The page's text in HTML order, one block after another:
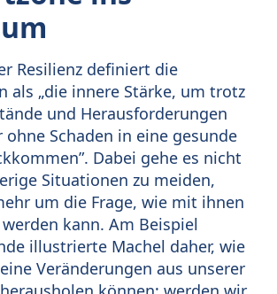
Resilienz definiert die
als „die innere Stärke, um trotz
und Herausforderungen
Schaden in eine gesunde
Dabei gehe es nicht
Situationen zu meiden,
um die Frage, wie mit ihnen
kann. Am Beispiel
illustrierte Machel daher, wie
Veränderungen aus unserer